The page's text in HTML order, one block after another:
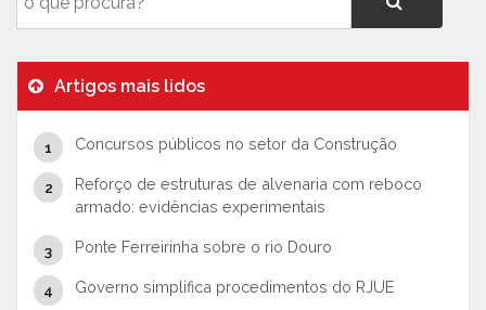
Artigos mais lidos
Concursos públicos no setor da Construção
Reforço de estruturas de alvenaria com reboco
armado: evidências experimentais
Ponte Ferreirinha sobre o rio Douro
Governo simplifica procedimentos do RJUE